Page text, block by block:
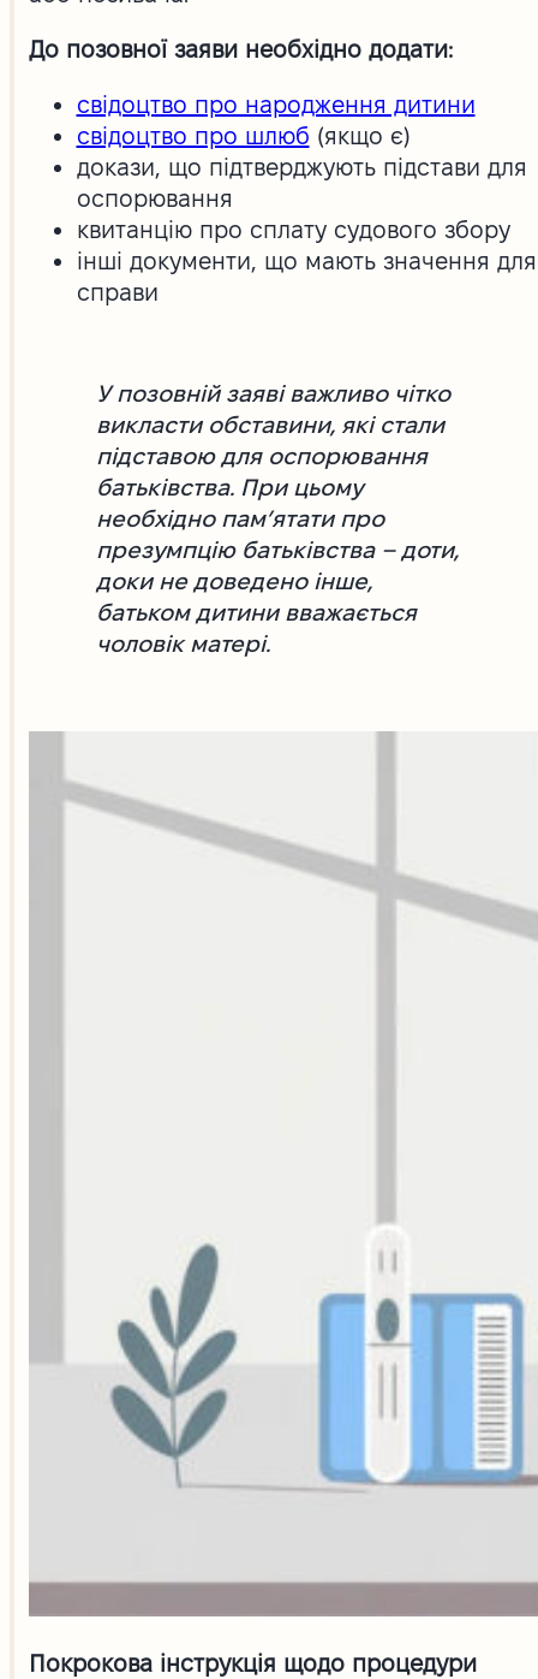
До позовної заяви необхідно додати:
свідоцтво про народження дитини
свідоцтво про шлюб (якщо є)
докази, що підтверджують підстави для
оспорювання
квитанцію про сплату судового збору
інші документи, що мають значення для
справи
У позовній заяві важливо чітко
викласти обставини, які стали
підставою для оспорювання
батьківства. При цьому
необхідно пам’ятати про
презумпцію батьківства – доти,
доки не доведено інше,
батьком дитини вважається
чоловік матері.
Покрокова інструкція щодо процедури